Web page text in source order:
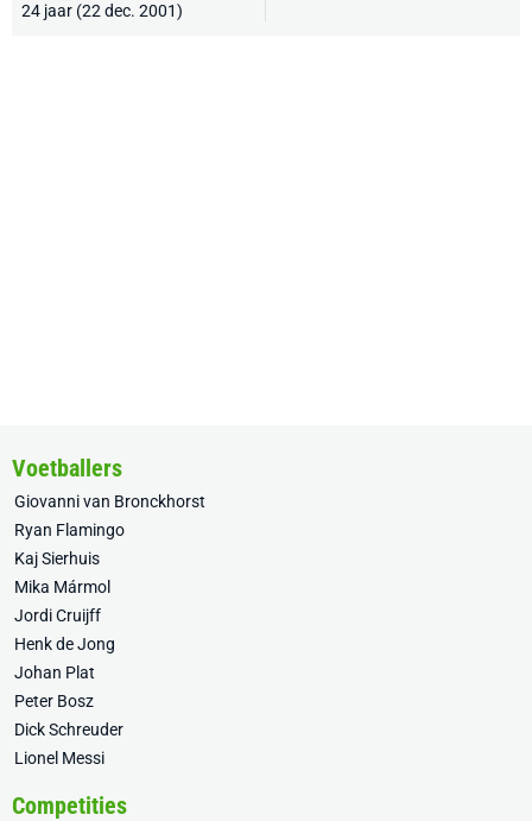
24 jaar (22 dec. 2001)
Voetballers
Giovanni van Bronckhorst
Ryan Flamingo
Kaj Sierhuis
Mika Mármol
Jordi Cruijff
Henk de Jong
Johan Plat
Peter Bosz
Dick Schreuder
Lionel Messi
Competities